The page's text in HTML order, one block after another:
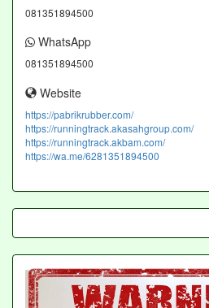
081351894500
WhatsApp
081351894500
Website
https://pabrikrubber.com/
https://runningtrack.akasahgroup.com/
https://runningtrack.akbam.com/
https://wa.me/6281351894500